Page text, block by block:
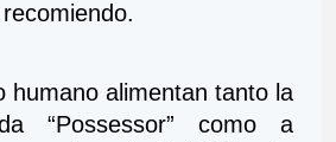
humano alimentan tanto la
“Possessor” como a